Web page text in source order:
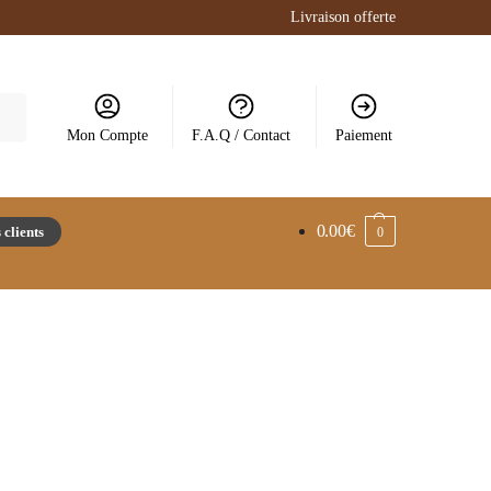
Livraison offerte
Mon Compte F.A.Q / Contact Paiement
clients 0.00€ 0